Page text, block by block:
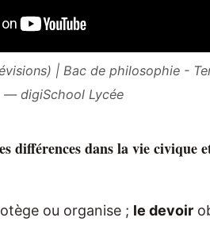
| Bac de philosophie -
— digiSchool Lycée
différences dans la vie civique
ou organise ; le devoir